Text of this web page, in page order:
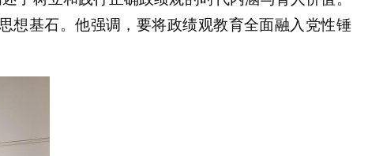
想基石。他强调，要将政绩观教育全面融入党性锤